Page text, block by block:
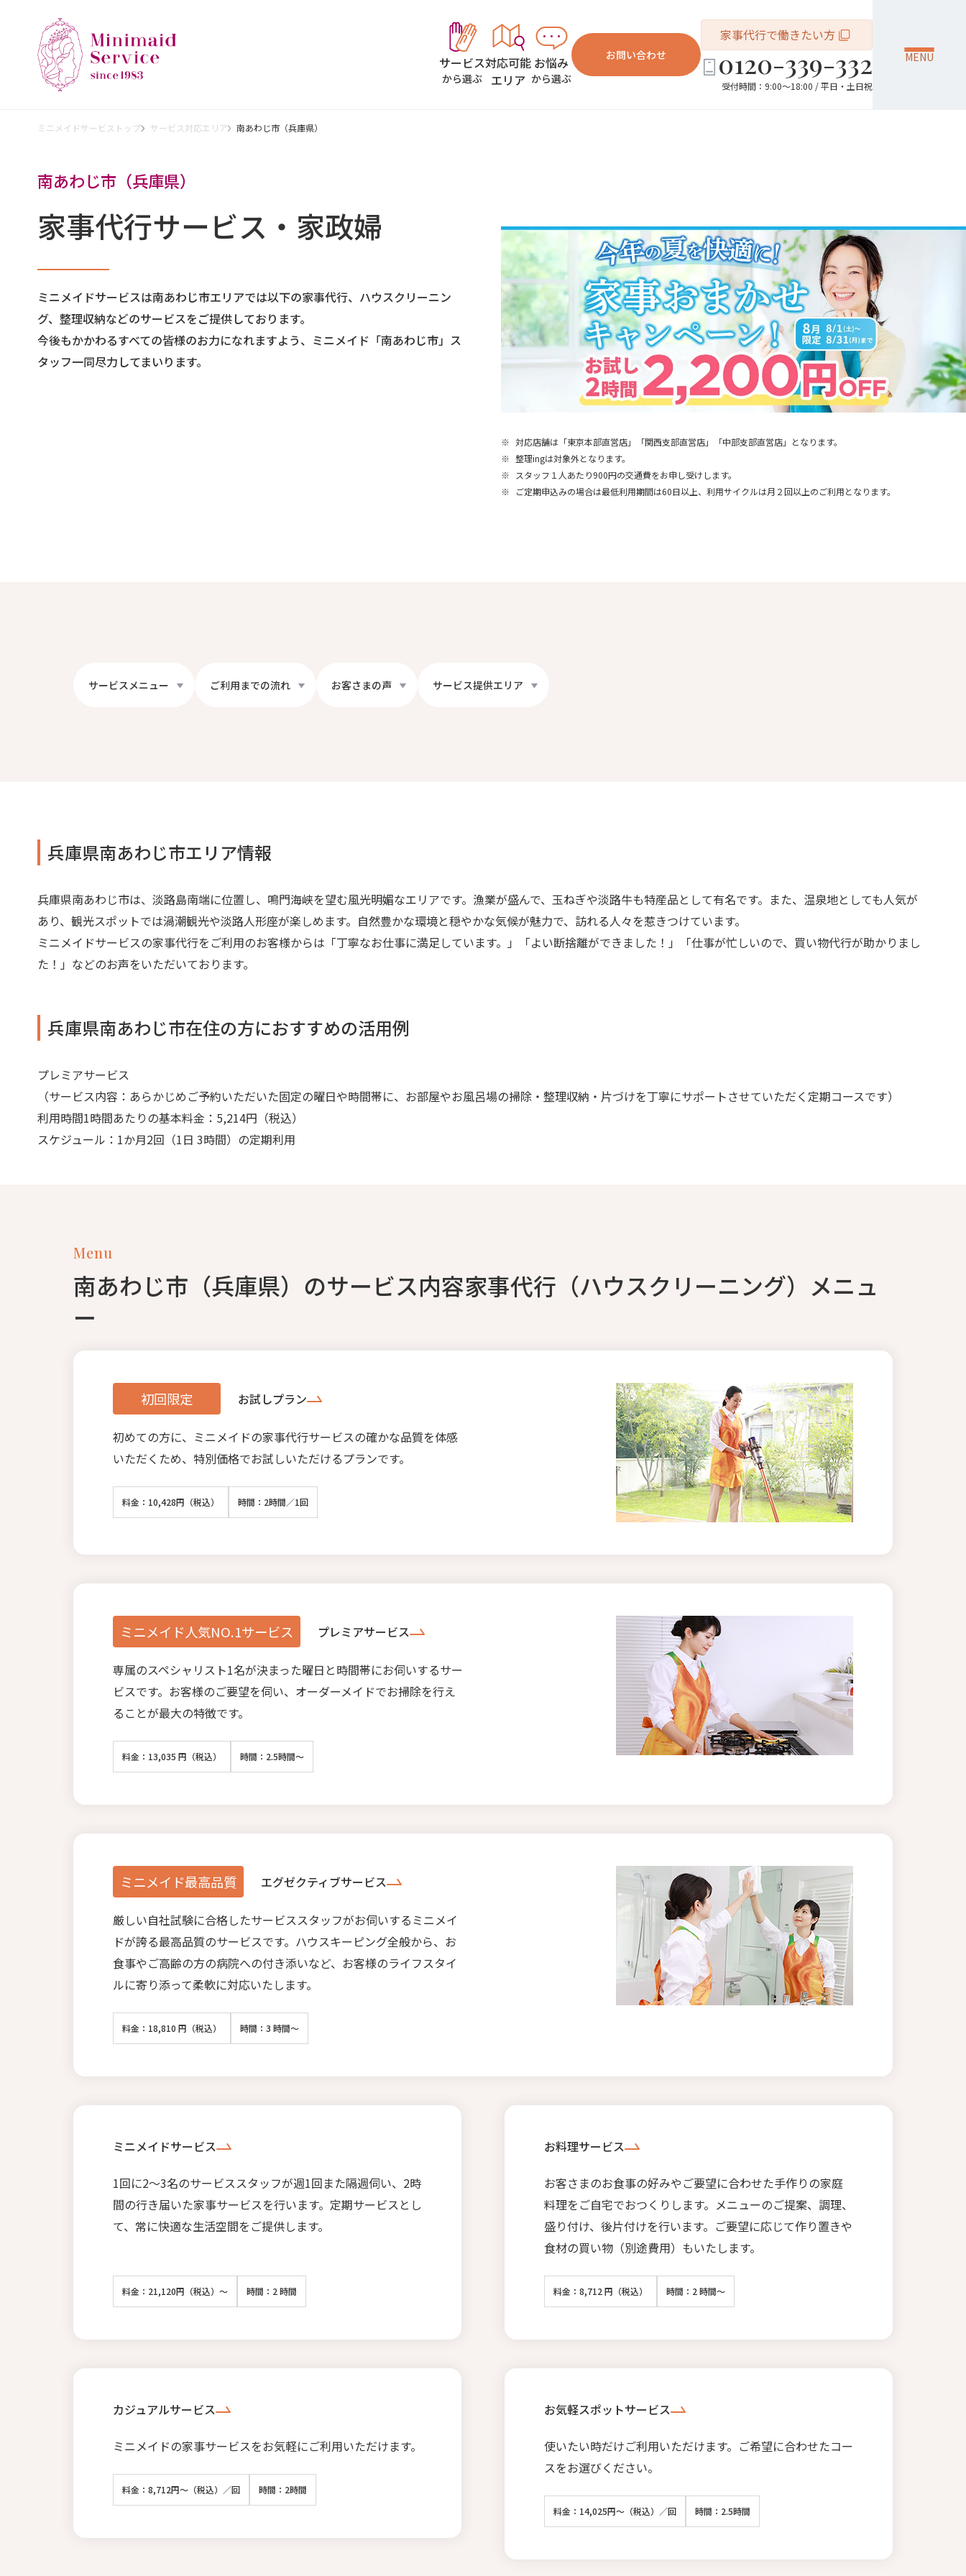
サービス
から選ぶ
対応可能
エリア
お悩み
から選ぶ
お問い合わせ
家事代行で働きたい方
0120-339-332
受付時間：9:00～18:00 / 平日・土日祝
MENU
ミニメイドサービストップ サービス対応エリア 南あわじ市（兵庫県）
南あわじ市（兵庫県）
家事代行サービス・家政婦
ミニメイドサービスは南あわじ市エリアでは以下の家事代行、ハウスクリーニン
グ、整理収納などのサービスをご提供しております。
今後もかかわるすべての皆様のお力になれますよう、ミニメイド「南あわじ市」ス
タッフ一同尽力してまいります。
※ 対応店舗は「東京本部直営店」「関西支部直営店」「中部支部直営店」となります。
※ 整理ingは対象外となります。
※
スタッフ１人あたり900円の交通費をお申し受けします。
※
ご定期申込みの場合は最低利用期間は60日以上、利用サイクルは月２回以上のご利用となります。
サービスメニュー ご利用までの流れ お客さまの声 サービス提供エリア
兵庫県南あわじ市エリア情報
兵庫県南あわじ市は、淡路島南端に位置し、鳴門海峡を望む風光明媚なエリアです。漁業が盛んで、玉ねぎや淡路牛も特産品として有名です。また、温泉地としても人気が
あり、観光スポットでは渦潮観光や淡路人形座が楽しめます。自然豊かな環境と穏やかな気候が魅力で、訪れる人々を惹きつけています。
ミニメイドサービスの家事代行をご利用のお客様からは「丁寧なお仕事に満足しています。」「よい断捨離ができました！」「仕事が忙しいので、買い物代行が助かりまし
た！」などのお声をいただいております。
兵庫県南あわじ市在住の方におすすめの活用例
プレミアサービス
（サービス内容：あらかじめご予約いただいた固定の曜日や時間帯に、お部屋やお風呂場の掃除・整理収納・片づけを丁寧にサポートさせていただく定期コースです）
利用時間1時間あたりの基本料金：5,214円（税込）
スケジュール：1か月2回（1日 3時間）の定期利用
Menu
南あわじ市（兵庫県）のサービス内容家事代行（ハウスクリーニング）メニュ
ー
初回限定 お試しプラン
初めての方に、ミニメイドの家事代行サービスの確かな品質を体感
いただくため、特別価格でお試しいただけるプランです。
料金：10,428円（税込） 時間：2時間／1回
ミニメイド人気NO.1サービス プレミアサービス
専属のスペシャリスト1名が決まった曜日と時間帯にお伺いするサー
ビスです。お客様のご要望を伺い、オーダーメイドでお掃除を行え
ることが最大の特徴です。
料金：13,035 円（税込） 時間：2.5時間～
ミニメイド最高品質 エグゼクティブサービス
厳しい自社試験に合格したサービススタッフがお伺いするミニメイ
ドが誇る最高品質のサービスです。ハウスキーピング全般から、お
食事やご高齢の方の病院への付き添いなど、お客様のライフスタイ
ルに寄り添って柔軟に対応いたします。
料金：18,810 円（税込） 時間：3 時間～
ミニメイドサービス
1回に2〜3名のサービススタッフが週1回また隔週伺い、2時
間の行き届いた家事サービスを行います。定期サービスとし
て、常に快適な生活空間をご提供します。
料金：21,120円（税込）～ 時間：2 時間
お料理サービス
お客さまのお食事の好みやご要望に合わせた手作りの家庭
料理をご自宅でおつくりします。メニューのご提案、調理、
盛り付け、後片付けを行います。ご要望に応じて作り置きや
食材の買い物（別途費用）もいたします。
料金：8,712 円（税込） 時間：2 時間～
カジュアルサービス
ミニメイドの家事サービスをお気軽にご利用いただけます。
料金：8,712円～（税込）／回 時間：2時間
お気軽スポットサービス
使いたい時だけご利用いただけます。ご希望に合わせたコー
スをお選びください。
料金：14,025円～（税込）／回 時間：2.5時間